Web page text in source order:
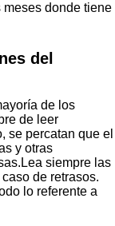
meses donde tiene
del
de los
de leer
se percatan que el
y otras
siempre las
de retrasos.
lo referente a